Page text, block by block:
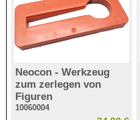
Neocon - Werkzeug
zum zerlegen von
Figuren
10060004